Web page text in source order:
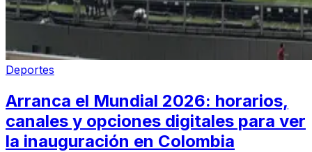
Deportes
Arranca el Mundial 2026: horarios,
canales y opciones digitales para ver
la inauguración en Colombia